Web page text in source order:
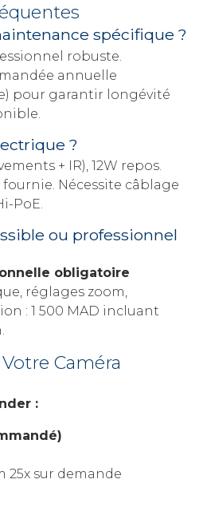
spécifique ?
robuste.
annuelle
pour garantir longévité
?
+ IR), 12W repos.
Nécessite câblage
PoE.
ou professionnel
obligatoire
réglages zoom,
: 1 500 MAD incluant
Caméra
:
25x sur demande